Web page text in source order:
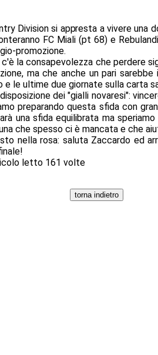
Division si appresta a vivere una
FC Miali (pt 68) e
promozione.
c'è la consapevolezza che perdere
ma che anche un pari
e le ultime due giornate sulla carta
dei "gialli novaresi":
preparando questa sfida con
una sfida equilibrata ma
che spesso ci è mancata e che
nella rosa: saluta Zaccardo ed
letto 161 volte